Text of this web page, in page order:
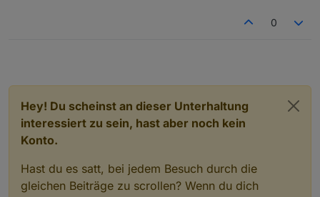
die du gerettet hast! Und das ohne Bezahlung. Hut ab!
0
Hey! Du scheinst an dieser Unterhaltung
interessiert zu sein, hast aber noch kein
Konto.
Hast du es satt, bei jedem Besuch durch die
gleichen Beiträge zu scrollen? Wenn du dich